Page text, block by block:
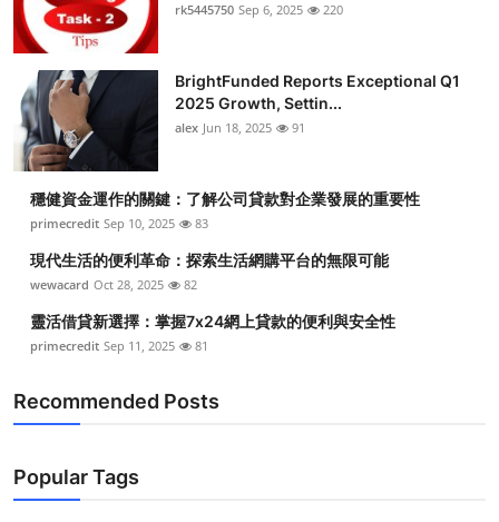
rk5445750 Sep 6, 2025 220
BrightFunded Reports Exceptional Q1
2025 Growth, Settin...
alex Jun 18, 2025 91
穩健資金運作的關鍵：了解公司貸款對企業發展的重要性
primecredit Sep 10, 2025 83
現代生活的便利革命：探索生活網購平台的無限可能
wewacard Oct 28, 2025 82
靈活借貸新選擇：掌握7x24網上貸款的便利與安全性
primecredit Sep 11, 2025 81
Recommended Posts
Popular Tags